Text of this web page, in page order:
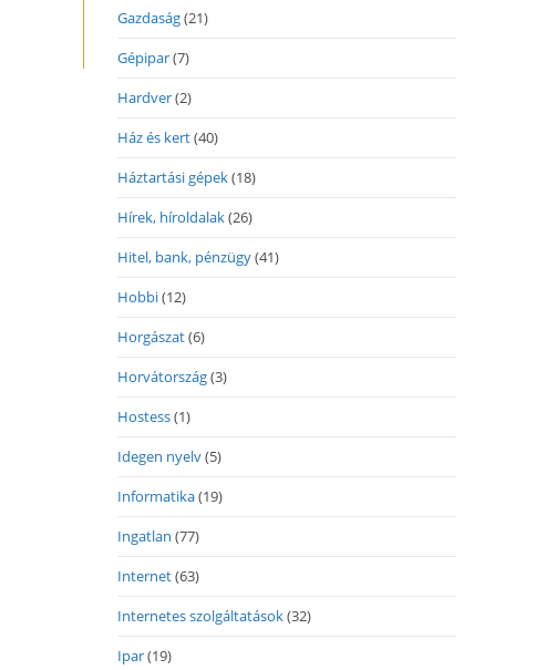
Gazdaság(21)
Gépipar(7)
Hardver(2)
Ház és kert(40)
Háztartási gépek(18)
Hírek, híroldalak(26)
Hitel, bank, pénzügy(41)
Hobbi(12)
Horgászat(6)
Horvátország(3)
Hostess(1)
Idegen nyelv(5)
Informatika(19)
Ingatlan (77)
Internet(63)
Internetes szolgáltatások(32)
Ipar(19)